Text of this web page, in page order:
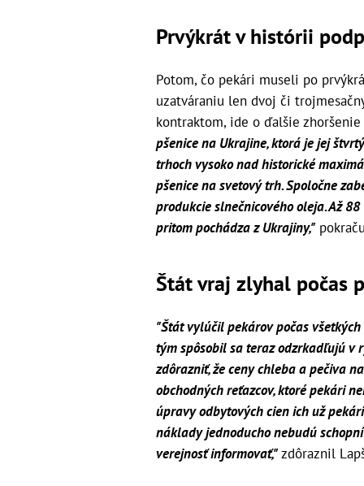
Prvýkrát v histórii
Potom, čo pekári museli po
uzatváraniu len dvoj či
kontraktom, ide o ďalšie
pšenice na Ukrajine, ktorá je jej
trhoch vysoko nad historické
pšenice na svetový trh. Spoločne
produkcie slnečnicového oleja. Až
pritom pochádza z Ukrajiny,"
Štát vraj zlyhal počas
"Štát vylúčil pekárov počas
tým spôsobil sa teraz odzrkadľujú v
zdôrazniť, že ceny chleba a pečiva
obchodných reťazcov, ktoré pekári
úpravy odbytových cien ich už
náklady jednoducho nebudú
verejnosť informovať,"zdôraznil